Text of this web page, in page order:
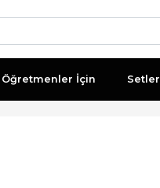
Öğretmenler İçin Setler